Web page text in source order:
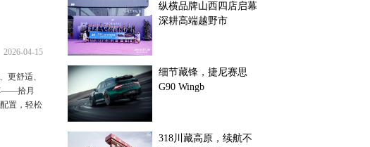
2026-04-15
更舒适、
——拾月
置，轻松
纵横品牌山西四店启幕
深耕高端越野市
细节藏锋，捷尼赛思
G90 Wingb
318川藏高原，续航不